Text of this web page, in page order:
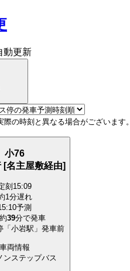
動更新
の時刻と異なる場合がございます。
小76
[名主屋敷経由]
刻 15:09
1分遅れ
予測
39分で発車
「小岩駅」発車前
車両情報
ンステップバス